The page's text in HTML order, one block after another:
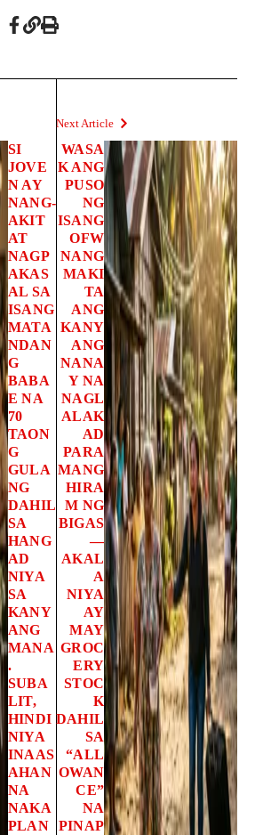
SI
JOVE
N AY
NANG-
AKIT
AT
NAGP
AKAS
AL SA
ISANG
MATA
NDAN
G
BABA
E NA
70
TAON
G
GULA
NG
DAHIL
SA
HANG
AD
NIYA
SA
KANY
ANG
MANA
.
SUBA
LIT,
HINDI
NIYA
INAAS
AHAN
NA
NAKA
PLAN
Next Article
WASA
K ANG
PUSO
NG
ISANG
OFW
NANG
MAKI
TA
ANG
KANY
ANG
NANA
Y NA
NAGL
ALAK
AD
PARA
MANG
HIRA
M NG
BIGAS
—
AKAL
A
NIYA
AY
MAY
GROC
ERY
STOC
K
DAHIL
SA
“ALL
OWAN
CE”
NA
PINAP